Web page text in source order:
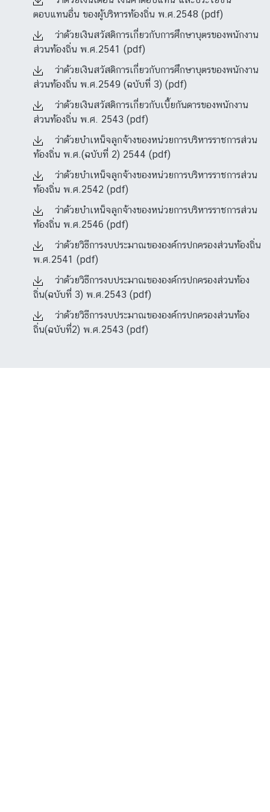
ตอบแทนอื่น ของผู้บริหารท้องถิ่น พ.ศ.2548 (pdf)
ว่าด้วยเงินสวัสดิการเกี่ยวกับการศึกษาบุตรของพนักงาน
ส่วนท้องถิ่น พ.ศ.2541 (pdf)
ว่าด้วยเงินสวัสดิการเกี่ยวกับการศึกษาบุตรของพนักงาน
ส่วนท้องถิ่น พ.ศ.2549 (ฉบับที่ 3) (pdf)
ว่าด้วยเงินสวัสดิการเกี่ยวกับเบี้ยกันดารของพนักงาน
ส่วนท้องถิ่น พ.ศ. 2543 (pdf)
ว่าด้วยบำเหน็จลูกจ้างของหน่วยการบริหารราชการส่วน
ท้องถิ่น พ.ศ.(ฉบับที่ 2) 2544 (pdf)
ว่าด้วยบำเหน็จลูกจ้างของหน่วยการบริหารราชการส่วน
ท้องถิ่น พ.ศ.2542 (pdf)
ว่าด้วยบำเหน็จลูกจ้างของหน่วยการบริหารราชการส่วน
ท้องถิ่น พ.ศ.2546 (pdf)
ว่าด้วยวิธีการงบประมาณขององค์กรปกครองส่วนท้องถิ่น
พ.ศ.2541 (pdf)
ว่าด้วยวิธีการงบประมาณขององค์กรปกครองส่วนท้อง
ถิ่น(ฉบับที่ 3) พ.ศ.2543 (pdf)
ว่าด้วยวิธีการงบประมาณขององค์กรปกครองส่วนท้อง
ถิ่น(ฉบับที่2) พ.ศ.2543 (pdf)